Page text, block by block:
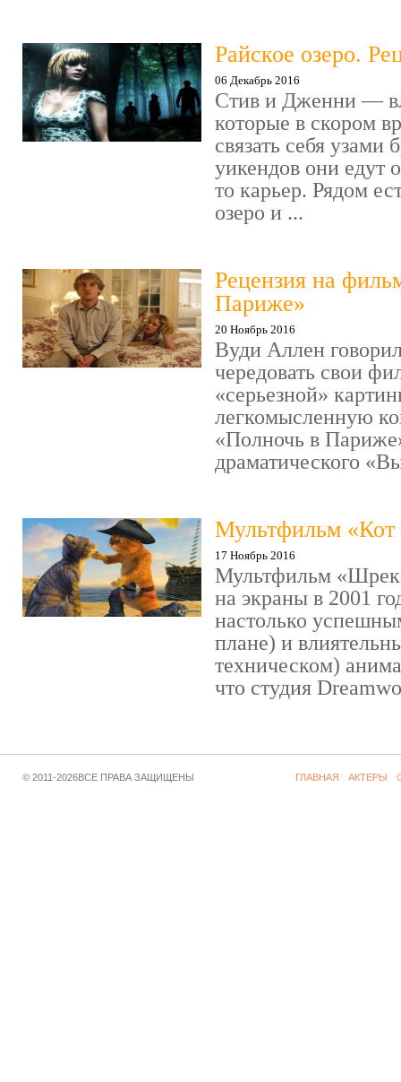
Райское озеро.
06 Декабрь 2016
Стив и Дженни —
которые в скором
связать себя узами
уикендов они едут
то карьер. Рядом
озеро и ...
Рецензия на
Париже»
20 Ноябрь 2016
Вуди Аллен
чередовать свои
«серьезной»
легкомысленную
«Полночь в
драматического
Мультфильм «Кот
17 Ноябрь 2016
Мультфильм
на экраны в 2001
настолько
плане) и
техническом)
что студия
© 2011-2026ВСЕ ПРАВА ЗАЩИЩЕНЫ ГЛАВНАЯ АКТЕРЫ